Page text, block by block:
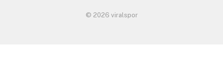
© 2026 viralspor